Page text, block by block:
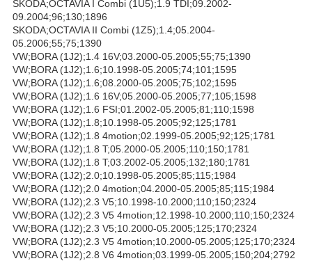
SKODA;OCTAVIA I Combi (1U5);1.9 TDI;09.2002-
09.2004;96;130;1896
SKODA;OCTAVIA II Combi (1Z5);1.4;05.2004-
05.2006;55;75;1390
VW;BORA (1J2);1.4 16V;03.2000-05.2005;55;75;1390
VW;BORA (1J2);1.6;10.1998-05.2005;74;101;1595
VW;BORA (1J2);1.6;08.2000-05.2005;75;102;1595
VW;BORA (1J2);1.6 16V;05.2000-05.2005;77;105;1598
VW;BORA (1J2);1.6 FSI;01.2002-05.2005;81;110;1598
VW;BORA (1J2);1.8;10.1998-05.2005;92;125;1781
VW;BORA (1J2);1.8 4motion;02.1999-05.2005;92;125;1781
VW;BORA (1J2);1.8 T;05.2000-05.2005;110;150;1781
VW;BORA (1J2);1.8 T;03.2002-05.2005;132;180;1781
VW;BORA (1J2);2.0;10.1998-05.2005;85;115;1984
VW;BORA (1J2);2.0 4motion;04.2000-05.2005;85;115;1984
VW;BORA (1J2);2.3 V5;10.1998-10.2000;110;150;2324
VW;BORA (1J2);2.3 V5 4motion;12.1998-10.2000;110;150;2324
VW;BORA (1J2);2.3 V5;10.2000-05.2005;125;170;2324
VW;BORA (1J2);2.3 V5 4motion;10.2000-05.2005;125;170;2324
VW;BORA (1J2);2.8 V6 4motion;03.1999-05.2005;150;204;2792